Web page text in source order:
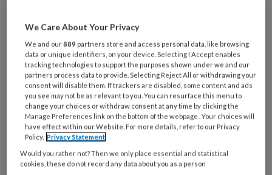
de afgelopen jaren aanzienlijk gestegen. Uit
eenrecente Nederlandse studie, gepubliceerd
inJAMA Psychiatry, blijkt dat van de
onderzochte trajecten slechts een klein
percentage eindigt in euthanasie. Dit artikel
bespreekt de belangrijkste bevindingen en
biedt inzichten voor huisartsen die met deze
complexe problematiek te maken krijgen.
We Care About Your Privacy
We and our889 partners store and access personal data, like browsing
data or unique identifiers, on your device. Selecting I Accept enables
tracking technologies to support the purposes shown under we and our
partners process data to provide. Selecting Reject All or withdrawing your
consent will disable them. If trackers are disabled, some content and ads
you see may not be as relevant to you. You can resurface this menu to
change your choices or withdraw consent at any time by clicking the
Manage Preferences link on the bottom of the webpage . Your choices will
have effect within our Website. For more details, refer to our Privacy
Policy. Privacy Statement
Would you rather not? Then we only place essential and statistical
cookies, these do not record any data about you as a person